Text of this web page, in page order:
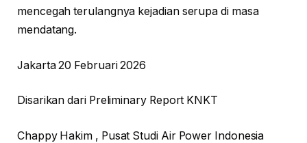
mencegah terulangnya kejadian serupa di masa
mendatang.
Jakarta 20 Februari 2026
Disarikan dari Preliminary Report KNKT
Chappy Hakim , Pusat Studi Air Power Indonesia